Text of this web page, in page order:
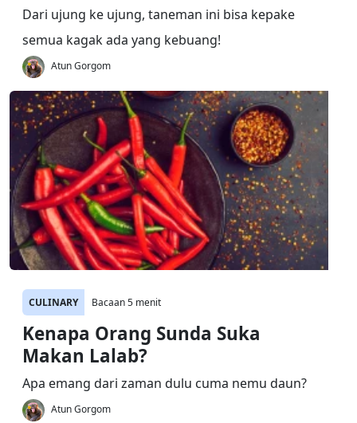
Dari ujung ke ujung, taneman ini bisa kepake
semua kagak ada yang kebuang!
Atun Gorgom
CULINARY Bacaan 5 menit
Kenapa Orang Sunda Suka
Makan Lalab?
Apa emang dari zaman dulu cuma nemu daun?
Atun Gorgom